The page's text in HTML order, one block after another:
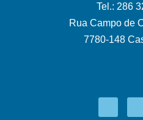
Tel.: 286
Rua Campo de
7780-148